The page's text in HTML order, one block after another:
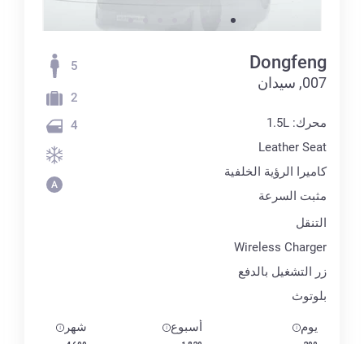
Dongfeng
007, سيدان
محرك: 1.5L
Leather Seat
كاميرا الرؤية الخلفية
مثبت السرعة
التنقل
Wireless Charger
زر التشغيل بالدفع
بلوتوث
5
2
4
يوم أسبوع شهر